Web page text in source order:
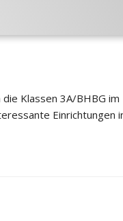
Klassen 3A/BHBG im
Einrichtungen